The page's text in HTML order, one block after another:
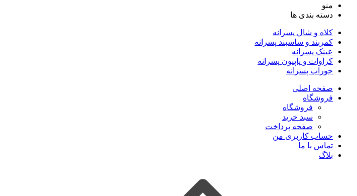
منو
دسته بندی ها
کلاه و شال پسرانه
کمربند و ساسبند پسرانه
عینک پسرانه
کراوات و پاپیون پسرانه
جوراب پسرانه
صفحه اصلی
فروشگاه
فروشگاه
سبد خرید
صفحه پرداخت
حساب کاربری من
تماس با ما
بلاگ